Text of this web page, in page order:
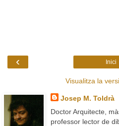
‹ Inici
Visualitza la
Josep M. Toldrà
Doctor Arquitecte,
professor lector de